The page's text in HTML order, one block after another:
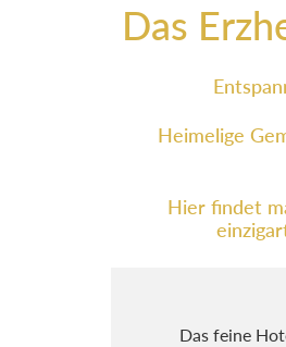
Das
Heimelige
Hier findet
Das feine